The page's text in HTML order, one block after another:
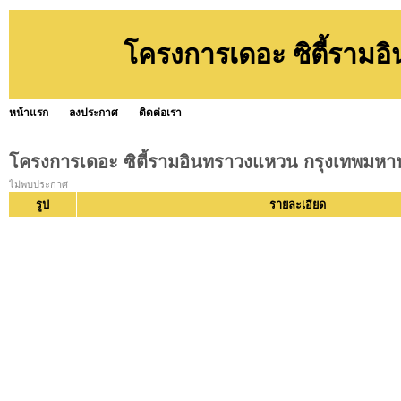
โครงการเดอะ ซิตี้ราม
หน้าแรก ลงประกาศ ติดต่อเรา
โครงการเดอะ ซิตี้รามอินทราวงแหวน กรุงเทพมห
ไม่พบประกาศ
รูป รายละเอียด